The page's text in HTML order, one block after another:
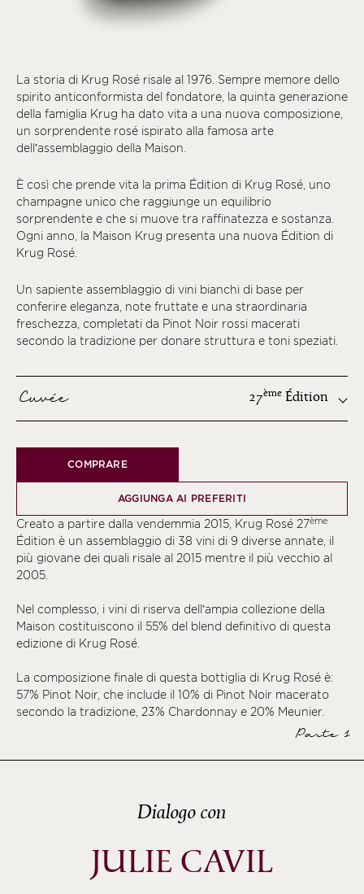
La storia di Krug Rosé risale al 1976. Sempre memore dello
spirito anticonformista del fondatore, la quinta generazione
della famiglia Krug ha dato vita a una nuova composizione,
un sorprendente rosé ispirato alla famosa arte
dell’assemblaggio della Maison.
È così che prende vita la prima Édition di Krug Rosé, uno
champagne unico che raggiunge un equilibrio
sorprendente e che si muove tra raffinatezza e sostanza.
Ogni anno, la Maison Krug presenta una nuova Édition di
Krug Rosé.
Un sapiente assemblaggio di vini bianchi di base per
conferire eleganza, note fruttate e una straordinaria
freschezza, completati da Pinot Noir rossi macerati
secondo la tradizione per donare struttura e toni speziati.
Cuvée 27ème Édition
ème
ème
ème
ème
ème
ème
ème
COMPRARE
AGGIUNGA AI PREFERITI
Creato a partire dalla vendemmia 2015, Krug Rosé 27ème
Édition è un assemblaggio di 38 vini di 9 diverse annate, il
più giovane dei quali risale al 2015 mentre il più vecchio al
2005.
Nel complesso, i vini di riserva dell’ampia collezione della
Maison costituiscono il 55% del blend definitivo di questa
edizione di Krug Rosé.
La composizione finale di questa bottiglia di Krug Rosé è:
57% Pinot Noir, che include il 10% di Pinot Noir macerato
secondo la tradizione, 23% Chardonnay e 20% Meunier.
Parte 1
Dialogo con
JULIE CAVIL